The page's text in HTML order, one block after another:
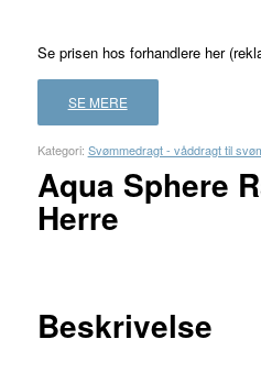
Se prisen hos forhandlere her
SE MERE
Kategori: Svømmedragt - våddragt til
Aqua Sphere
Herre
Beskrivelse